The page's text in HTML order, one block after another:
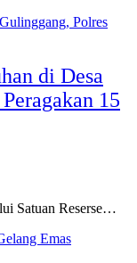
di Desa
15
Satuan Reserse…